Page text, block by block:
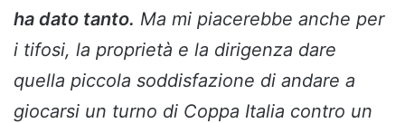
ha dato tanto. Ma mi piacerebbe anche per
i tifosi, la proprietà e la dirigenza dare
quella piccola soddisfazione di andare a
giocarsi un turno di Coppa Italia contro un